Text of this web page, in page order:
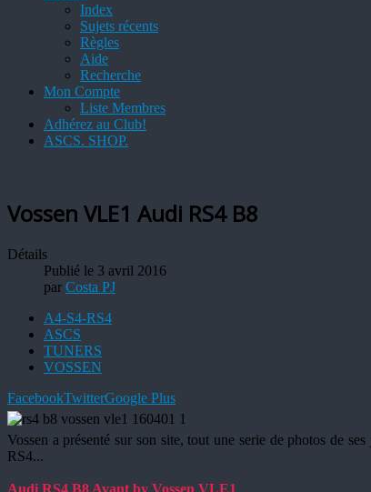
Index
Sujets récents
Règles
Aide
Recherche
Mon Compte
Liste Membres
Adhérez au Club!
ASCS. SHOP.
Vossen VLE1 Audi RS4 B8
Détails
Publié le 3 avril 2016
par Costa PJ
A4-S4-RS4
ASCS
TUNERS
VOSSEN
FacebookTwitterGoogle Plus
Vossen a présenté sur son site, tout une serie de photos de
RS4...
Audi RS4 B8 Avant by Vossen VLE1